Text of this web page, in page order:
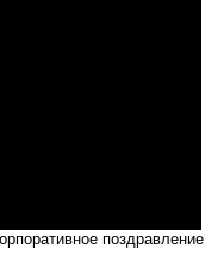
поздравление